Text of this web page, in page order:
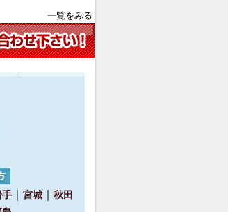
一覧をみる